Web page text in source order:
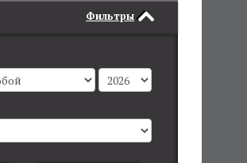
Фильтры